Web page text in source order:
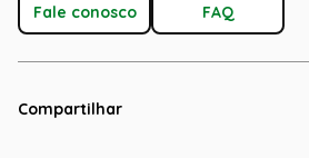
Fale conosco FAQ
Compartilhar